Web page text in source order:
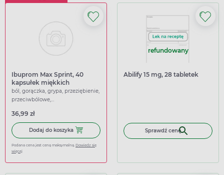
Ibuprom Max Sprint, 40
kapsułek miękkich
ból, gorączka, grypa, przeziębienie,
przeciwbólowe,
36,99 zł
Dodaj do koszyka Dodaj do koszyka Ibuprom Max Sprint, 40 kapsułek
Podana cena jest ceną maksymalną. Dowiedz się
więcej
refundowany
Abilify 15 mg, 28 tabletek
Sprawdź cenę